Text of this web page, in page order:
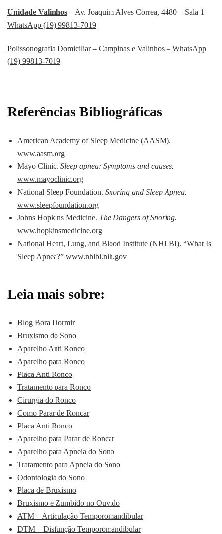
Unidade Valinhos – Av. Joaquim Alves Correa, 4480 – Sala 1 –
WhatsApp (19) 99813-7019
Polissonografia Domiciliar– Campinas e Valinhos – WhatsApp
(19) 99813-7019
Referências Bibliográficas
American Academy of Sleep Medicine (AASM).
www.aasm.org
Mayo Clinic. Sleep apnea: Symptoms and causes.
www.mayoclinic.org
National Sleep Foundation. Snoring and Sleep Apnea.
www.sleepfoundation.org
Johns Hopkins Medicine. The Dangers of Snoring.
www.hopkinsmedicine.org
National Heart, Lung, and Blood Institute (NHLBI). “What Is
Sleep Apnea?” www.nhlbi.nih.gov
Leia mais sobre:
Blog Bora Dormir
Bruxismo do Sono
Aparelho Anti Ronco
Aparelho para Ronco
Placa Anti Ronco
Tratamento para Ronco
Cirurgia do Ronco
Como Parar de Roncar
Placa Anti Ronco
Aparelho para Parar de Roncar
Aparelho para Apneia do Sono
Tratamento para Apneia do Sono
Odontologia do Sono
Placa de Bruxismo
Bruxismo e Zumbido no Ouvido
ATM – Articulação Temporomandibular
DTM – Disfunção Temporomandibular